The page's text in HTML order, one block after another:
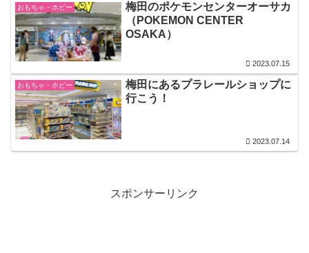
おもちゃ・ホビー
梅田のポケモンセンターオーサカ
（POKEMON CENTER
OSAKA）
2023.07.15
おもちゃ・ホビー
梅田にあるプラレールショップに
行こう！
2023.07.14
スポンサーリンク